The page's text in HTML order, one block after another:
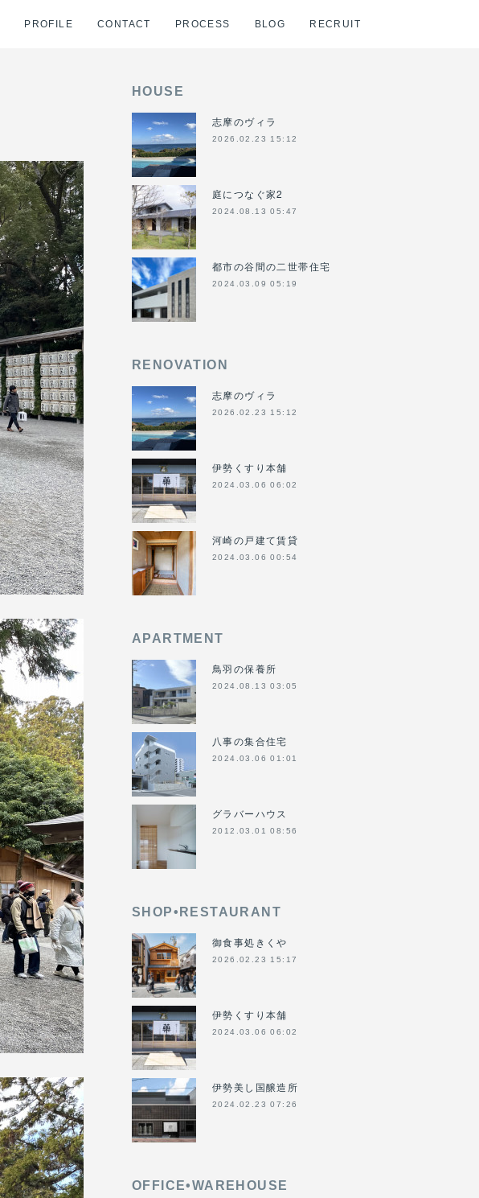
PROFILE CONTACT PROCESS BLOG RECRUIT
HOUSE
志摩のヴィラ
2026.02.23 15:12
庭につなぐ家2
2024.08.13 05:47
都市の谷間の二世帯住宅
2024.03.09 05:19
RENOVATION
志摩のヴィラ
2026.02.23 15:12
伊勢くすり本舗
2024.03.06 06:02
河崎の戸建て賃貸
2024.03.06 00:54
APARTMENT
鳥羽の保養所
2024.08.13 03:05
八事の集合住宅
2024.03.06 01:01
グラバーハウス
2012.03.01 08:56
SHOP•RESTAURANT
御食事処きくや
2026.02.23 15:17
伊勢くすり本舗
2024.03.06 06:02
伊勢美し国醸造所
2024.02.23 07:26
OFFICE•WAREHOUSE